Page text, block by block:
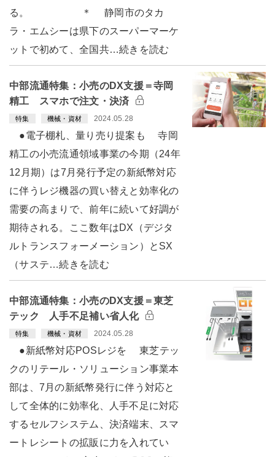
る。 ＊ 静岡市のタカ
ラ・エムシーは県下のスーパーマーケ
ットで初めて、全国共…続きを読む
中部流通特集：小売のDX支援＝寺岡
精工 スマホで注文・決済
特集 機械・資材 2024.05.28
●電子棚札、量り売り提案も 寺岡
精工の小売流通領域事業の今期（24年
12月期）は7月発行予定の新紙幣対応
に伴うレジ機器の買い替えと効率化の
需要の高まりで、前年に続いて好調が
期待される。ここ数年はDX（デジタ
ルトランスフォーメーション）とSX
（サステ…続きを読む
中部流通特集：小売のDX支援＝東芝
テック 人手不足補い省人化
特集 機械・資材 2024.05.28
●新紙幣対応POSレジを 東芝テッ
クのリテール・ソリューション事業本
部は、7月の新紙幣発行に伴う対応と
して全体的に効率化、人手不足に対応
するセルフシステム、決済端末、スマ
ートレシートの拡販に力を入れてい